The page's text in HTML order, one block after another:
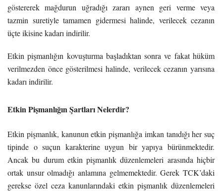
göstererek mağdurun uğradığı zararı aynen geri verme veya
tazmin suretiyle tamamen gidermesi halinde, verilecek cezanın
üçte ikisine kadarı indirilir.
Etkin pişmanlığın kovuşturma başladıktan sonra ve fakat hüküm
verilmezden önce gösterilmesi halinde, verilecek cezanın yarısına
kadarı indirilir.
Etkin Pişmanlığın Şartları Nelerdir?
Etkin pişmanlık, kanunun etkin pişmanlığa imkan tanıdığı her suç
tipinde o suçun karakterine uygun bir yapıya bürünmektedir.
Ancak bu durum etkin pişmanlık düzenlemeleri arasında hiçbir
ortak unsur olmadığı anlamına gelmemektedir. Gerek TCK’daki
gerekse özel ceza kanunlarındaki etkin pişmanlık düzenlemeleri